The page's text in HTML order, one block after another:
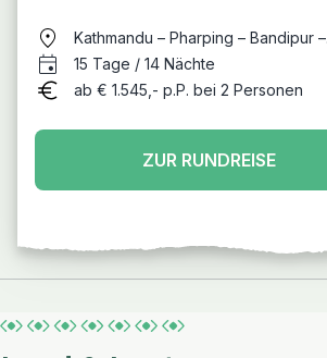
Kathmandu – Pharping – Bandipur –
Pokhara – Chitwan Nationalpark –
Kathmandu
15 Tage / 14 Nächte
ab € 1.545,- p.P. bei 2 Personen
ZUR RUNDREISE